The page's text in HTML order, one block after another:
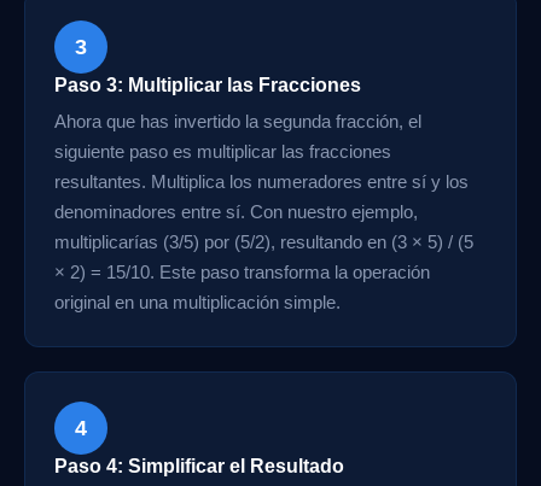
3
Paso 3: Multiplicar las Fracciones
Ahora que has invertido la segunda fracción, el
siguiente paso es multiplicar las fracciones
resultantes. Multiplica los numeradores entre sí y los
denominadores entre sí. Con nuestro ejemplo,
multiplicarías (3/5) por (5/2), resultando en (3 × 5) / (5
× 2) = 15/10. Este paso transforma la operación
original en una multiplicación simple.
4
Paso 4: Simplificar el Resultado